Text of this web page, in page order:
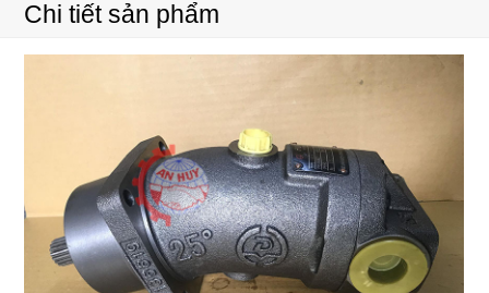
Chi tiết sản phẩm